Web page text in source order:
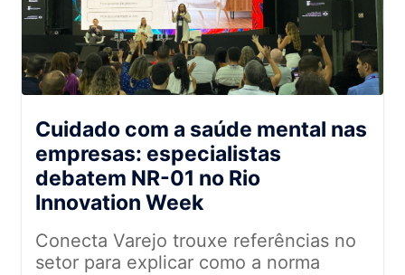
Cuidado com a saúde mental nas
empresas: especialistas
debatem NR-01 no Rio
Innovation Week
Conecta Varejo trouxe referências no
setor para explicar como a norma